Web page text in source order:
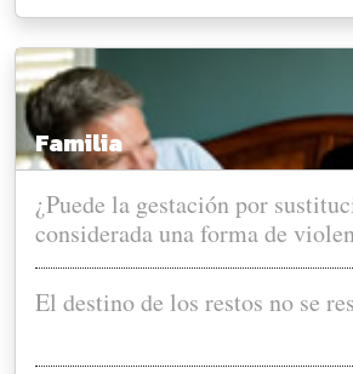
Familia
¿Puede la gestación por
considerada una forma de
reproductiva?
El destino de los restos no se